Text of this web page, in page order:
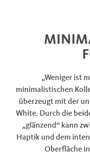
„Weniger ist
minimalistischen
überzeugt mit der
White. Durch die
„glänzend“ kann
Haptik und dem
Oberfläche